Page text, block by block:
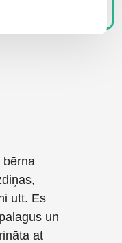
bērna
utt. Es
un
at